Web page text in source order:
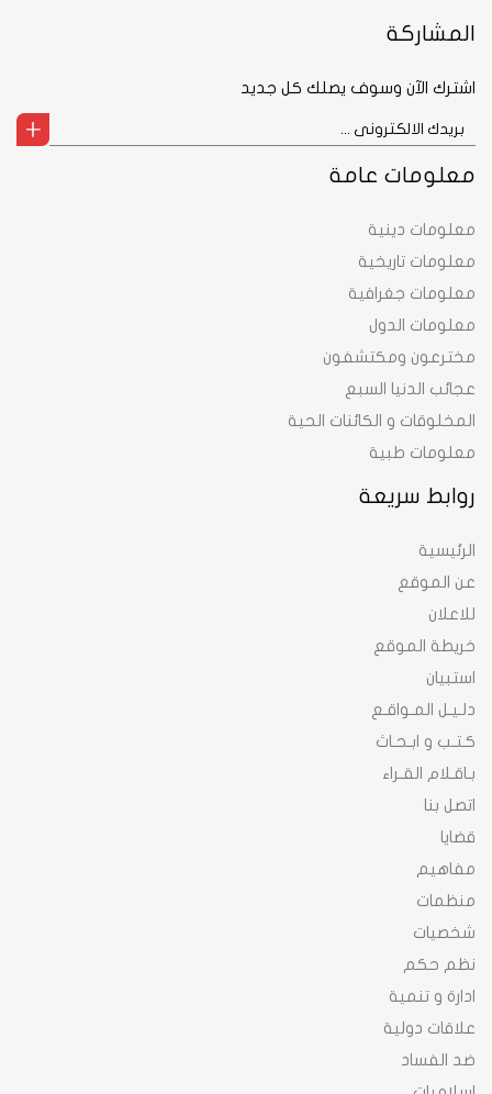
روابط سريعة
الرئيسية
عن الموقع
للاعلان
خريطة الموقع
استبيان
دلـيـل المـواقـع
كـتـب و ابـحـاث
بـاقـلام القـراء
اتصل بنا
قضايا
مفاهيم
منظمات
شخصيات
نظم حكم
ادارة و تنمية
علاقات دولية
ضد الفساد
معلومات عامة
معلومات دينية
معلومات تاريخية
معلومات جغرافية
معلومات الدول
مخترعون ومكتشفون
عجائب الدنيا السبع
المخلوقات و الكائنات الحية
معلومات طبية
المشاركة
اشترك الآن وسوف يصلك كل جديد